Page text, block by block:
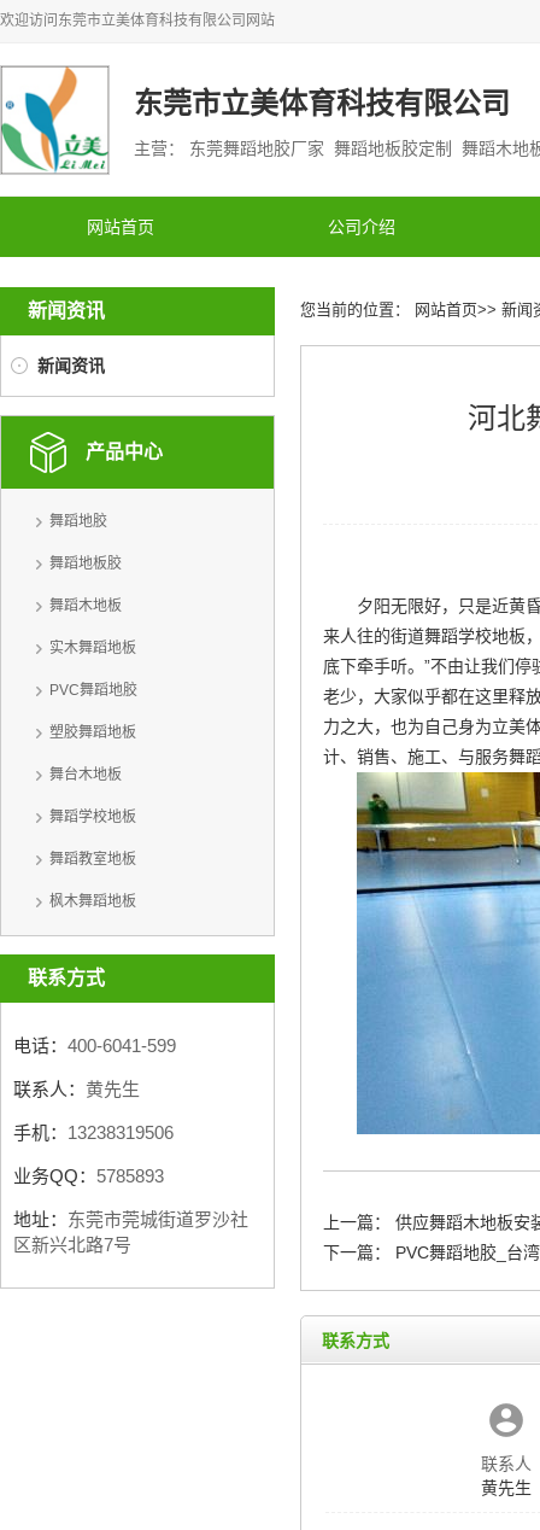
欢迎访问 东莞市立美体育科技有限公司 网站
东莞市立美体育科技有限公司
主营： 东莞舞蹈地胶厂家 舞蹈地板胶定制 舞蹈木
网站首页 公司介绍
新闻资讯
新闻资讯
产品中心
舞蹈地胶
舞蹈地板胶
舞蹈木地板
实木舞蹈地板
PVC舞蹈地胶
塑胶舞蹈地板
舞台木地板
舞蹈学校地板
舞蹈教室地板
枫木舞蹈地板
联系方式
电话： 400-6041-599
联系人： 黄先生
手机： 13238319506
业务QQ： 5785893
地址： 东莞市莞城街道罗沙社
区新兴北路7号
您当前的位置： 网站首页>> 新闻
河北
夕阳无限好，只是近黄
来人往的街道舞蹈学校地板
底下牵手听。”不由让我们
老少，大家似乎都在这里释
力之大，也为自己身为立美
计、销售、施工、与服务舞
上一篇：
供应舞蹈木地板安
下一篇：
PVC舞蹈地胶_台
联系方式
联系人
黄先生